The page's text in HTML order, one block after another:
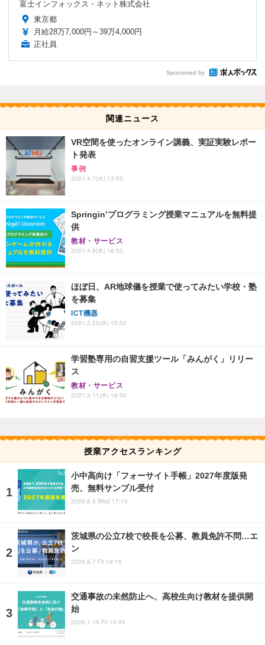
富士インフォックス・ネット株式会社
東京都
月給28万7,000円～39万4,000円
正社員
Sponsored by
関連ニュース
VR空間を使ったオンライン講義、実証実験レポー
ト発表
事例
2021.4.7(水) 13:50
Springin’プログラミング授業マニュアルを無料提
供
教材・サービス
2021.4.8(木) 16:50
ほぼ日、AR地球儀を授業で使ってみたい学校・塾
を募集
ICT機器
2021.3.25(木) 15:50
学習塾専用の自習支援ツール「みんがく」リリー
ス
教材・サービス
2021.3.11(木) 16:50
授業アクセスランキング
小中高向け「フォーサイト手帳」2027年度版発
売、無料サンプル受付
2026.8.5 Wed 17:15
茨城県の公立7校で校長を公募、教員免許不問…エ
ン
2026.8.7 Fri 19:15
交通事故の未然防止へ、高校生向け教材を提供開
始
2026.1.16 Fri 16:45